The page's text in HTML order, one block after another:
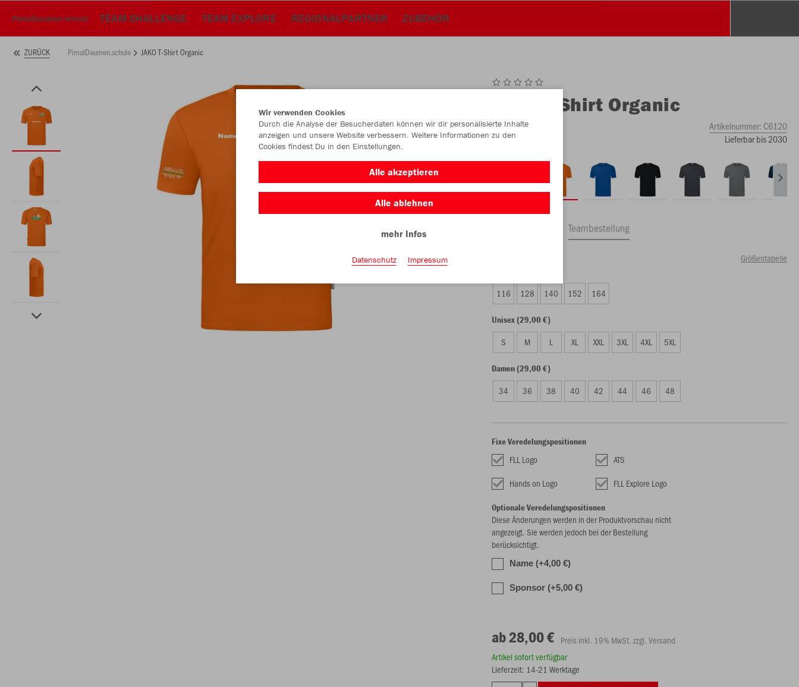
PimalDaumen.schule TEAM CHALLENGE TEAM EXPLORE REGIONALPARTNER ZUBEHÖR
ZURÜCK PimalDaumen.schule JAKO T-Shirt Organic
T-Shirt Organic
orange Artikelnummer: C6120
Lieferbar bis 2030
Teambestellung
Größentabelle
116 128 140 152 164
Unisex (29,00 €)
S M L XL XXL 3XL 4XL 5XL
Damen (29,00 €)
34 36 38 40 42 44 46 48
Fixe Veredelungspositionen
FLL Logo
ATS
Hands on Logo
FLL Explore Logo
Optionale Veredelungspositionen
Diese Änderungen werden in der Produktvorschau nicht
angezeigt. Sie werden jedoch bei der Bestellung
berücksichtigt.
Name (+4,00 €)
Sponsor (+5,00 €)
ab 28,00 € Preis inkl. 19% MwSt. zzgl. Versand
Artikel sofort verfügbar
Lieferzeit: 14-21 Werktage
Wir verwenden Cookies
Durch die Analyse der Besucherdaten können wir dir personalisierte Inhalte
anzeigen und unsere Website verbessern. Weitere Informationen zu den
Cookies findest Du in den Einstellungen.
Alle akzeptieren
Alle ablehnen
mehr Infos
Datenschutz Impressum